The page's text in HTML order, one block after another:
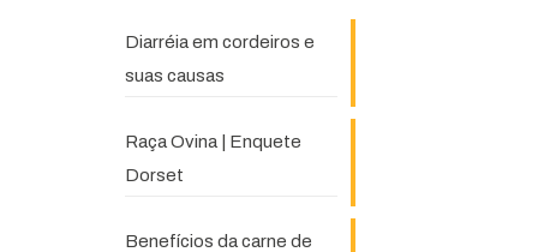
Diarréia em cordeiros e
suas causas
Raça Ovina | Enquete
Dorset
Benefícios da carne de